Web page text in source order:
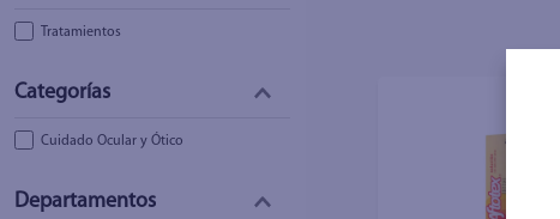
Tratamientos
Cuidado Ocular y Ótico